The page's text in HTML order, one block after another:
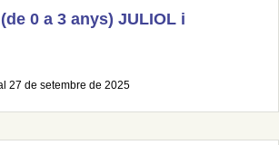
0 a 3 anys) JULIOL i
27 de setembre de 2025